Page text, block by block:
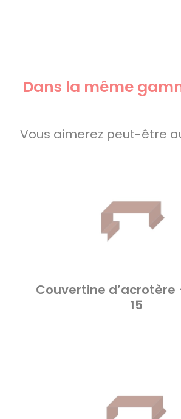
Dans la même
Vous aimerez peut-être
Couvertine d’acrotère
15